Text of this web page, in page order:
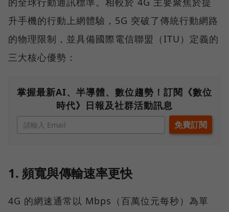
升手機的行動上網體驗，5G 突破了傳統行動網路
的物理限制，並具備國際電信聯盟（ITU）定義的
三大核心優勢：
掌握最新AI、半導體、數位趨勢！訂閱《數位
時代》日報及社群活動訊息
1. 頻寬與傳輸速率更快
4G 的網速通常以 Mbps（百萬位元每秒）為單